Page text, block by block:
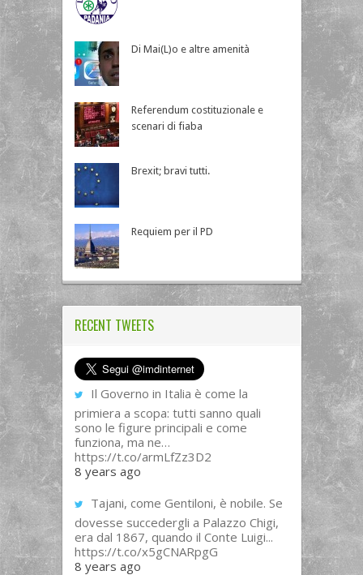
Di Mai(L)o e altre amenità
Referendum costituzionale e
scenari di fiaba
Brexit; bravi tutti.
Requiem per il PD
RECENT TWEETS
Il Governo in Italia è come la
primiera a scopa: tutti sanno quali
sono le figure principali e come
funziona, ma ne…
https://t.co/armLfZz3D2
8 years ago
Tajani, come Gentiloni, è nobile. Se
dovesse succedergli a Palazzo Chigi,
era dal 1867, quando il Conte Luigi...
https://t.co/x5gCNARpgG
8 years ago